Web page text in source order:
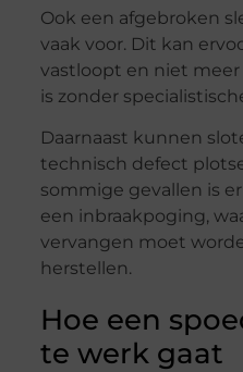
Ook een afgebroken
vaak voor. Dit kan
vastloopt en niet
is zonder
Daarnaast kunnen
technisch defect
sommige gevallen is
een inbraakpoging,
vervangen moet
herstellen.
Hoe een
te werk gaat